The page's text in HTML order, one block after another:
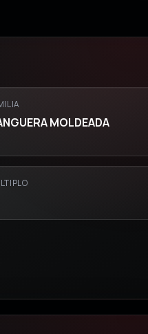
MOLDEADA